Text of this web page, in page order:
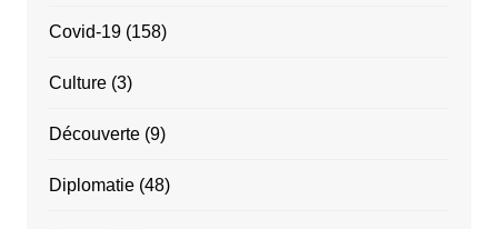
Covid-19(158)
Culture(3)
Découverte(9)
Diplomatie(48)